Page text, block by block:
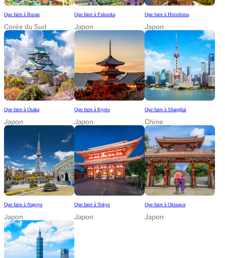
Que faire à Busan
Corée du Sud
Que faire à Fukuoka
Japon
Que faire à Hiroshima
Japon
Que faire à Osaka
Japon
Que faire à Kyoto
Japon
Que faire à Shanghai
Chine
Que faire à Nagoya
Japon
Que faire à Tokyo
Japon
Que faire à Okinawa
Japon